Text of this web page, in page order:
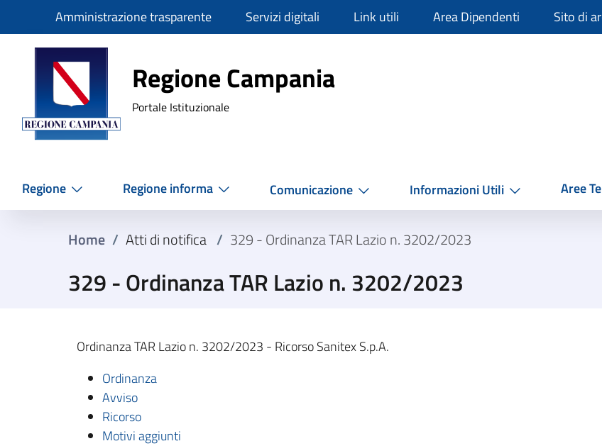
SlimAmministrazione trasparente Servizi digitali Link utili Area Dipendenti Sito di
Regione Campania
Regione Campania
Portale Istituzionale
Regione Regione informa Comunicazione Informazioni Utili Aree
Home / Atti di notifica / 329 - Ordinanza TAR Lazio n. 3202/2023
329 - Ordinanza TAR Lazio n. 3202/2023
Ordinanza TAR Lazio n. 3202/2023 - Ricorso Sanitex S.p.A.
Ordinanza
Avviso
Ricorso
Motivi aggiunti